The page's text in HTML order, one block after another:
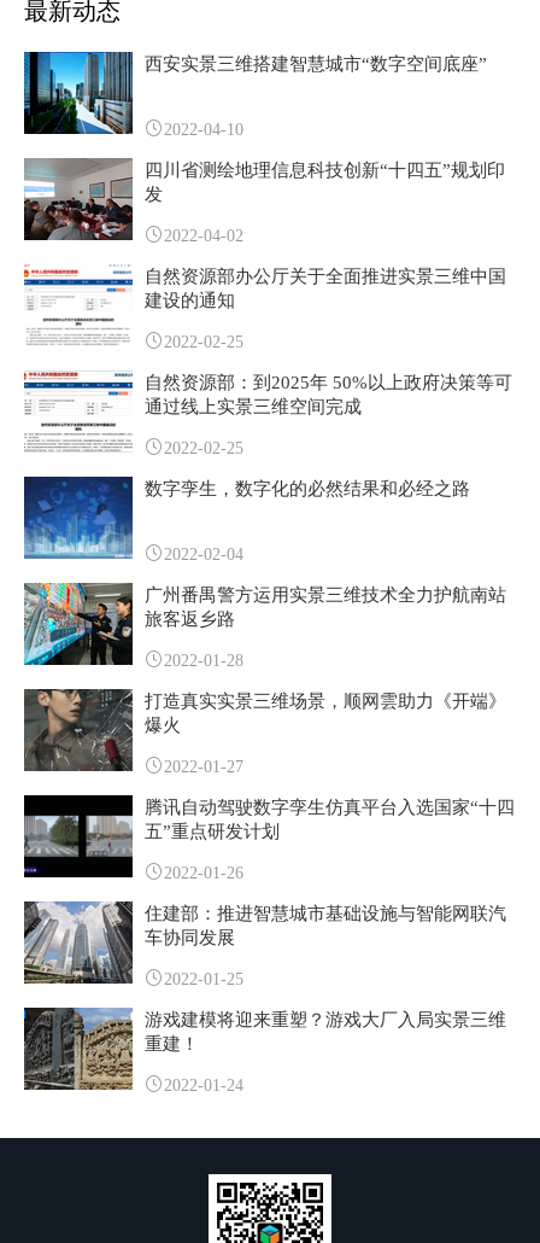
最新动态
西安实景三维搭建智慧城市“数字空间底座”
2022-04-10
四川省测绘地理信息科技创新“十四五”规划印
发
2022-04-02
自然资源部办公厅关于全面推进实景三维中国
建设的通知
2022-02-25
自然资源部：到2025年 50%以上政府决策等可
通过线上实景三维空间完成
2022-02-25
数字孪生，数字化的必然结果和必经之路
2022-02-04
广州番禺警方运用实景三维技术全力护航南站
旅客返乡路
2022-01-28
打造真实实景三维场景，顺网雲助力《开端》
爆火
2022-01-27
腾讯自动驾驶数字孪生仿真平台入选国家“十四
五”重点研发计划
2022-01-26
住建部：推进智慧城市基础设施与智能网联汽
车协同发展
2022-01-25
游戏建模将迎来重塑？游戏大厂入局实景三维
重建！
2022-01-24